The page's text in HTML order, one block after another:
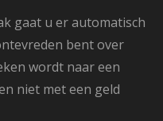
gaat u er automatisch
bent over
wordt naar een
niet met een geld